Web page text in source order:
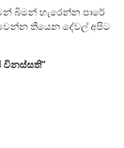
බිමන් හැරෙන්න පාරේ
තියෙන දේවල් අපිට
විනස්සති”